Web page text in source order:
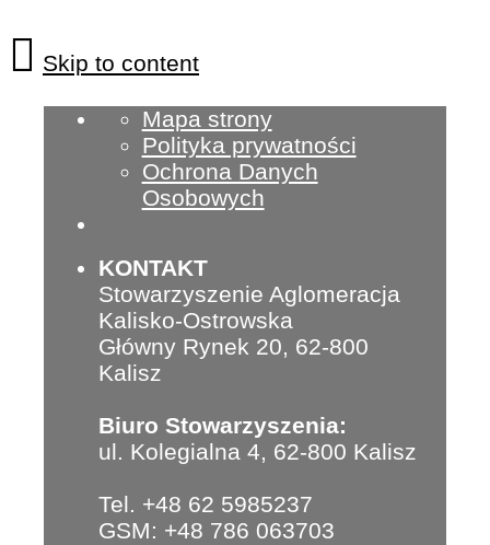
Mapa strony
Polityka prywatności
Ochrona Danych
Osobowych
KONTAKT
Stowarzyszenie Aglomeracja
Kalisko-Ostrowska
Główny Rynek 20, 62-800
Kalisz
Biuro Stowarzyszenia:
ul. Kolegialna 4, 62-800 Kalisz
Tel. +48 62 5985237
GSM: +48 786 063703
Skip to content